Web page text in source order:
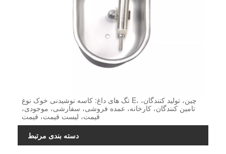
تگ های داغ: کاسه نوشیدنی خوک نوع E، چین، تولید کنندگان،
تامین کنندگان، کارخانه، عمده فروشی، سفارشی، موجودی،
قیمت، لیست قیمت، قیمت
دسته بندی مرتبط